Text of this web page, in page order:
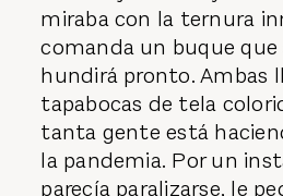
miraba con la ternura
comanda un buque que
hundirá pronto. Ambas
tapabocas de tela
tanta gente está
la pandemia. Por un
parecía paralizarse, le